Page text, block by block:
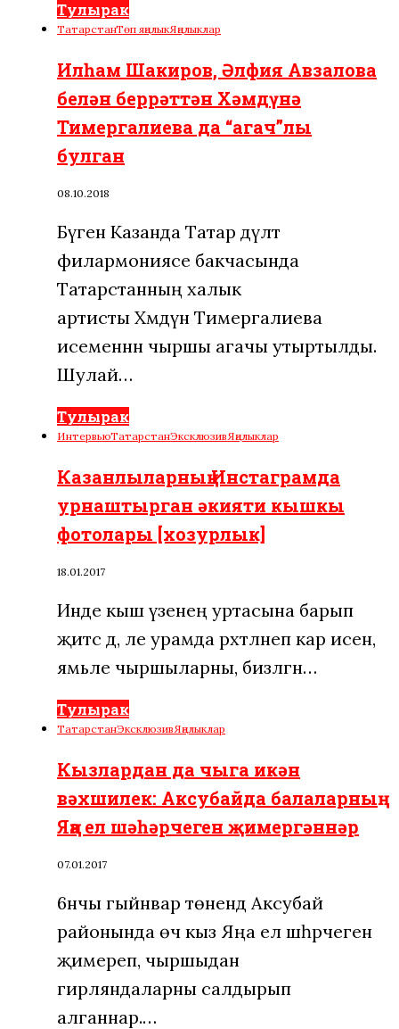
Тулырак
ТатарстанТөп яңалыкЯңалыклар
Илһам Шакиров, Әлфия Авзалова
белән беррәттән Хәмдүнә
Тимергалиева да “агач”лы
булган
08.10.2018
Бүген Казанда Татар дәүләт
филармониясе бакчасында
Татарстанның халык
артисты Хәмдүнә Тимергалиева
исеменнән чыршы агачы утыртылды.
Шулай…
Тулырак
ИнтервьюТатарстанЭксклюзивЯңалыклар
Казанлыларның Инстаграмда
урнаштырган әкияти кышкы
фотолары [хозурлык]
18.01.2017
Инде кыш үзенең уртасына барып
җитсә дә, әле урамда рәхәтләнеп кар исен,
ямьле чыршыларны, бизәлгән…
Тулырак
ТатарстанЭксклюзивЯңалыклар
Кызлардан да чыга икән
вәхшилек: Аксубайда балаларның
Яңа ел шәһәрчеген җимергәннәр
07.01.2017
6нчы гыйнвар төнендә Аксубай
районында өч кыз Яңа ел шәһәрчеген
җимереп, чыршыдан
гирляндаларны салдырып
алганнар.…